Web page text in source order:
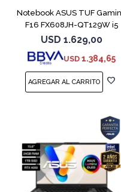
Notebook ASUS TUF
F16 FX608JH-QT129W i5
13450HX 5050
USD 1.629,00
USD 1.384,65